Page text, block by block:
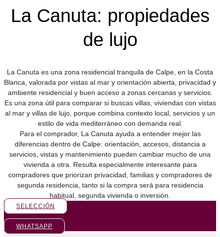
La Canuta: propiedades
de lujo
La Canuta es una zona residencial tranquila de Calpe, en la Costa
Blanca, valorada por vistas al mar y orientación abierta, privacidad y
ambiente residencial y buen acceso a zonas cercanas y servicios.
Es una zona útil para comparar si buscas villas, viviendas con vistas
al mar y villas de lujo, porque combina contexto local, servicios y un
estilo de vida mediterráneo con demanda real.
Para el comprador, La Canuta ayuda a entender mejor las
diferencias dentro de Calpe: orientación, accesos, distancia a
servicios, vistas y mantenimiento pueden cambiar mucho de una
vivienda a otra. Resulta especialmente interesante para
compradores que priorizan privacidad, familias y compradores de
segunda residencia, tanto si la compra será para residencia
habitual, segunda vivienda o inversión.
SELECCIÓN
WHATSAPP